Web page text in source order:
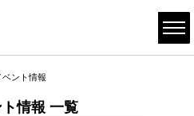
ント情報
情報 一覧